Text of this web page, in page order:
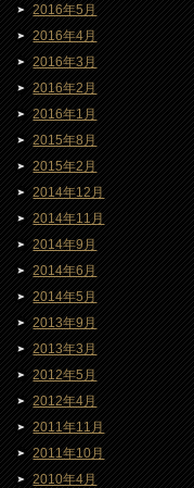
2016年5月
2016年4月
2016年3月
2016年2月
2016年1月
2015年8月
2015年2月
2014年12月
2014年11月
2014年9月
2014年6月
2014年5月
2013年9月
2013年3月
2012年5月
2012年4月
2011年11月
2011年10月
2010年4月